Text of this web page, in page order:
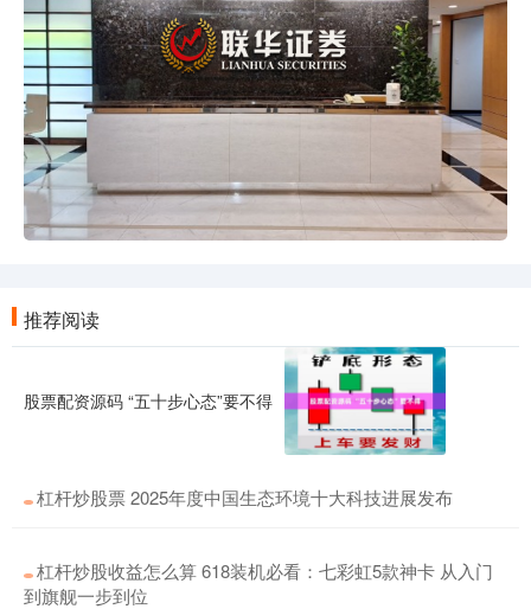
推荐阅读
股票配资源码 “五十步心态”要不得
杠杆炒股票 2025年度中国生态环境十大科技进展发布
杠杆炒股收益怎么算 618装机必看：七彩虹5款神卡 从入门
到旗舰一步到位